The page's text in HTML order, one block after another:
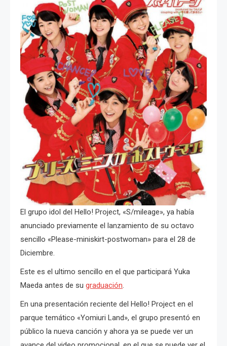
El grupo idol del Hello! Project, «S/mileage», ya había
anunciado previamente el lanzamiento de su octavo
sencillo «Please-miniskirt-postwoman» para el 28 de
Diciembre.
Este es el ultimo sencillo en el que participará Yuka
Maeda antes de su graduación.
En una presentación reciente del Hello! Project en el
parque temático «Yomiuri Land», el grupo presentó en
público la nueva canción y ahora ya se puede ver un